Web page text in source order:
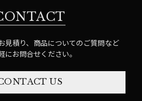
見積り、商品についてのご質問など
にお問合せください。
US